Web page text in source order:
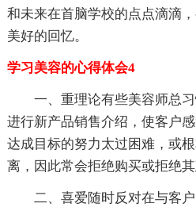
和未来在首脑学校的点点滴滴
美好的回忆。
学习美容的心得体会4
一、重理论有些美容师总习
进行新产品销售介绍，使客户
达成目标的努力太过困难，或
离，因此常会拒绝购买或拒绝其
二、喜爱随时反对在与客户